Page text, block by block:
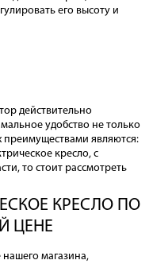
его высоту и
действительно
удобство не только
преимуществами являются:
кресло, с
то стоит рассмотреть
КРЕСЛО ПО
ЦЕНЕ
нашего магазина,